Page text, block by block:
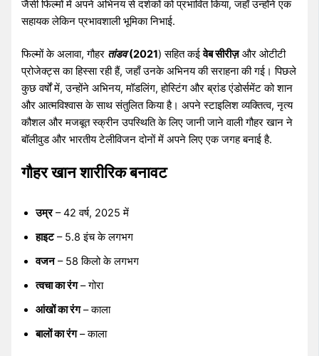
जैसी फिल्मों में अपने अभिनय से दर्शकों को प्रभावित किया, जहाँ उन्होंने एक
सहायक लेकिन प्रभावशाली भूमिका निभाई.
फिल्मों के अलावा, गौहर तांडव(2021) सहित कईवेब सीरीज़और ओटीटी
प्रोजेक्ट्स का हिस्सा रही हैं, जहाँ उनके अभिनय की सराहना की गई। पिछले
कुछ वर्षों में, उन्होंने अभिनय, मॉडलिंग, होस्टिंग और ब्रांड एंडोर्समेंट को शान
और आत्मविश्वास के साथ संतुलित किया है। अपने स्टाइलिश व्यक्तित्व, नृत्य
कौशल और मजबूत स्क्रीन उपस्थिति के लिए जानी जाने वाली गौहर खान ने
बॉलीवुड और भारतीय टेलीविजन दोनों में अपने लिए एक जगह बनाई है.
गौहर खान शारीरिक बनावट
उम्र– 42 वर्ष, 2025 में
हाइट– 5.8 इंच के लगभग
वजन– 58 किलो के लगभग
त्वचा का रंग– गोरा
आंखों का रंग– काला
बालों का रंग– काला